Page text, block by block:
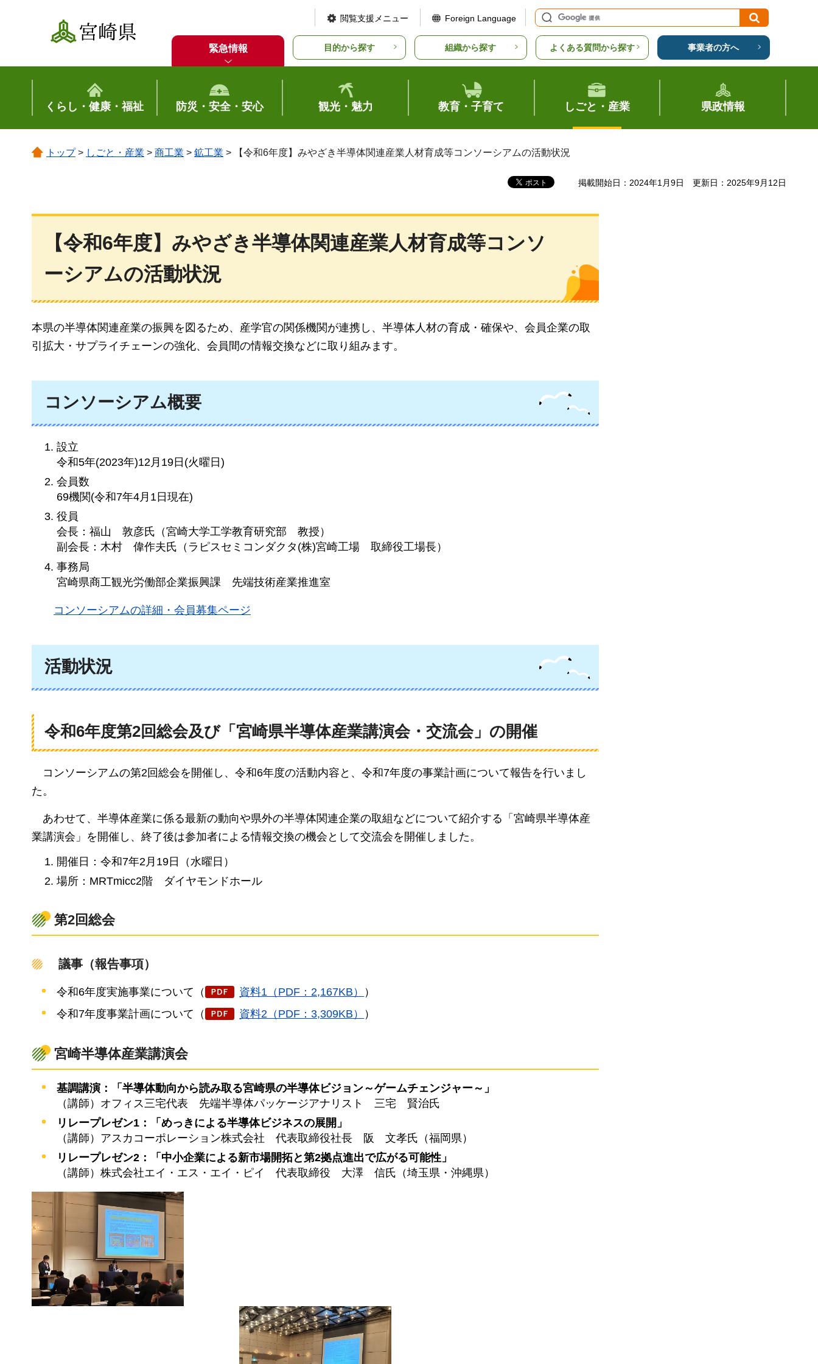
宮崎県
閲覧支援メニュー Foreign Language
緊急情報 目的から探す 組織から探す よくある質問から探す 事業者の方へ
くらし・健康・福祉 防災・安全・安心 観光・魅力 教育・子育て しごと・産業 県政情報
トップ> しごと・産業 > 商工業 > 鉱工業 > 【令和6年度】みやざき半導体関連産業人材育成等コンソーシアムの活動状況
掲載開始日：2024年1月9日 更新日：2025年9月12日
【令和6年度】みやざき半導体関連産業人材育成等コンソ
ーシアムの活動状況
本県の半導体関連産業の振興を図るため、産学官の関係機関が連携し、半導体人材の育成・確保や、会員企業の取
引拡大・サプライチェーンの強化、会員間の情報交換などに取り組みます。
コンソーシアム概要
設立
令和5年(2023年)12月19日(火曜日)
会員数
69機関(令和7年4月1日現在)
役員
会長：福山
敦彦氏 （宮崎大学工学教育研究部
教授）
副会長：木村
偉作夫氏 （ラピスセミコンダクタ(株)宮崎工場
取締役工場長）
事務局
宮崎県商工観光労働部企業振興課
先端技術産業推進室
コンソーシアムの詳細・会員募集ページ
活動状況
令和6年度第2回総会及び「宮崎県半導体産業講演会・交流会」の開催
コンソーシアムの第2回総会を開催し、令和6年度の活動内容と、令和7年度の事業計画について報告を行いまし
た。
あわせて、半導体産業に係る最新の動向や県外の半導体関連企業の取組などについて紹介する「宮崎県半導体産
業講演会」を開催し、終了後は参加者による情報交換の機会として交流会を開催しました。
開催日：令和7年2月19日（水曜日）
場所：MRTmicc2階
ダイヤモンドホール
第2回総会
議事（報告事項）
令和6年度実施事業について（ 資料1（PDF：2,167KB）
）
令和7年度事業計画について（
資料2（PDF：3,309KB） ）
宮崎半導体産業講演会
基調講演：「半導体動向から読み取る宮崎県の半導体ビジョン～ゲームチェンジャー～」
（講師）オフィス三宅代表
先端半導体パッケージアナリスト 三宅 賢治氏
リレープレゼン1：「めっきによる半導体ビジネスの展開」
（講師）アスカコーポレーション株式会社
代表取締役社長 阪 文孝氏（福岡県）
リレープレゼン2：「中小企業による新市場開拓と第2拠点進出で広がる可能性」
（講師）株式会社エイ・エス・エイ・ピイ
代表取締役 大澤 信氏（埼玉県・沖縄県）